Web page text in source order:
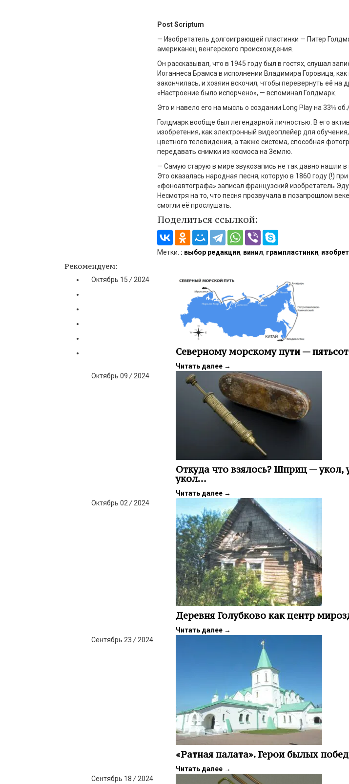
PostScriptum
— Изобретатель долгоиграющей пластинки — Питер
американец венгерского происхождения.
Он рассказывал, что в 1945 году был в гостях, слушал
Иоганнеса Брамса в исполнении Владимира Горовица, как
закончилась, и хозяин вскочил, чтобы перевернуть её на
«Настроение было испорчено», — вспоминал Голдмарк.
Это и навело его на мысль о создании Long Play на 33⅓
Голдмарк вообще был легендарной личностью. В его
изобретения, как электронный видеоплейер для
цветного телевидения, а также система, способная
передавать снимки из космоса на Землю.
— Самую старую в мире звукозапись не так давно нашли в
Это оказалась народная песня, которую в 1860 году (!)
«фоноавтографа» записал французский изобретатель
Несмотря на то, что песня прозвучала в позапрошлом
смогли её прослушать.
Поделиться ссылкой:
Метки: : выбор редакции, винил, грампластинки,
Рекомендуем:
Октябрь 15 / 2024
Северному морскому пути —
Читать далее →
Октябрь 09 / 2024
Откуда что взялось? Шприц — укол,
укол…
Читать далее →
Октябрь 02 / 2024
Деревня Голубково как центр
Читать далее →
Сентябрь 23 / 2024
«Ратная палата». Герои былых побед
Читать далее →
Сентябрь 18 / 2024